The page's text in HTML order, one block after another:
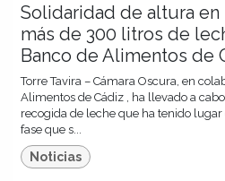
Solidaridad de altura en
más de 300 litros de
Banco de Alimentos de
Torre Tavira – Cámara Oscura, en
Alimentos de Cádiz , ha llevado a
recogida de leche que ha tenido
fase que s...
Noticias